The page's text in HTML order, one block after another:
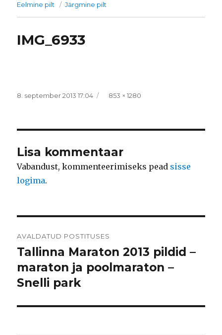
Eelmine pilt Järgmine pilt
IMG_6933
Postitatud
8. september 2013 17:04 Täissuurus
853 × 1280
Lisa kommentaar
Vabandust, kommenteerimiseks pead sisse
logima.
AVALDATUD POSTITUSES
Tallinna Maraton 2013 pildid –
maraton ja poolmaraton –
Snelli park